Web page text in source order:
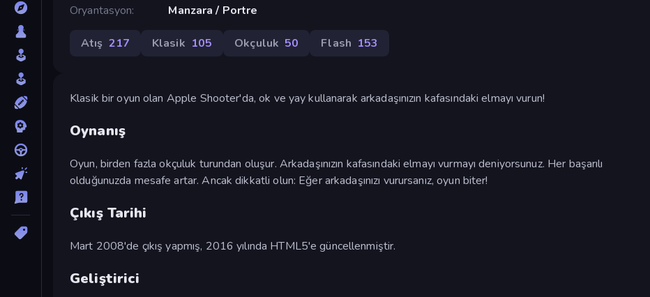
Oryantasyon
Manzara / Portre
Atış 217 Klasik 105 Okçuluk 50 Flash 153
Klasik bir oyun olan Apple Shooter'da, ok ve yay kullanarak arkadaşınızın kafasındaki elmayı vurun!
Oynanış
Oyun, birden fazla okçuluk turundan oluşur. Arkadaşınızın kafasındaki elmayı vurmayı deniyorsunuz. Her başarılı
olduğunuzda mesafe artar. Ancak dikkatli olun: Eğer arkadaşınızı vurursanız, oyun biter!
Çıkış Tarihi
Mart 2008'de çıkış yapmış, 2016 yılında HTML5'e güncellenmiştir.
Geliştirici